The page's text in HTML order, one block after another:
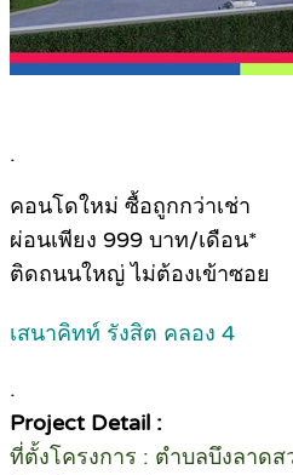
.
คอนโดใหม่ ซื้อถูกกว่าเช่า
ผ่อนเพียง 999 บาท/เดือน*
ติดถนนใหญ่ ไม่ต้องเข้าซอย
เสนาคิทท์ รังสิต คลอง 4
.
Project Detail :
ที่ตั้งโครงการ : ตำบลบึงลาดส